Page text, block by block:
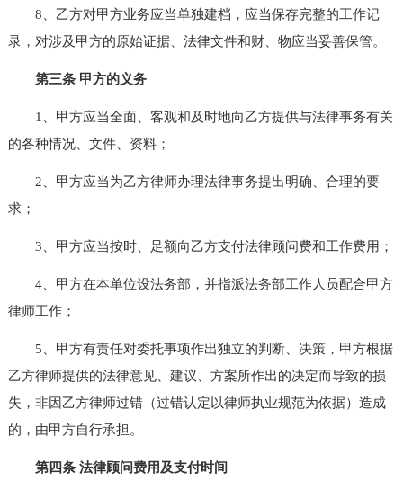
8、乙方对甲方业务应当单独建档，应当保存完整的工作记
录，对涉及甲方的原始证据、法律文件和财、物应当妥善保管。
第三条 甲方的义务
1、甲方应当全面、客观和及时地向乙方提供与法律事务有关
的各种情况、文件、资料；
2、甲方应当为乙方律师办理法律事务提出明确、合理的要
求；
3、甲方应当按时、足额向乙方支付法律顾问费和工作费用；
4、甲方在本单位设法务部，并指派法务部工作人员配合甲方
律师工作；
5、甲方有责任对委托事项作出独立的判断、决策，甲方根据
乙方律师提供的法律意见、建议、方案所作出的决定而导致的损
失，非因乙方律师过错（过错认定以律师执业规范为依据）造成
的，由甲方自行承担。
第四条 法律顾问费用及支付时间